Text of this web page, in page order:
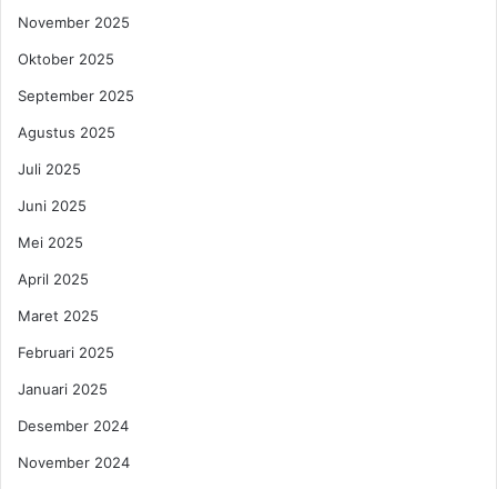
November 2025
Oktober 2025
September 2025
Agustus 2025
Juli 2025
Juni 2025
Mei 2025
April 2025
Maret 2025
Februari 2025
Januari 2025
Desember 2024
November 2024